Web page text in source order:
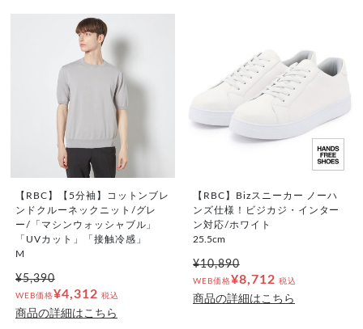
【RBC】【5分袖】コットンブレ
ンドクルーネックニット/グレ
ー/「マシンウォッシャブル」
「UVカット」「接触冷感」
M
¥5,390
WEB価格¥4,312 税込
商品の詳細はこちら
【RBC】Bizスニーカー ノーハ
ンズ仕様！ビジカジ・インター
ン対応/ホワイト
25.5cm
¥10,890
WEB価格¥8,712 税込
商品の詳細はこちら